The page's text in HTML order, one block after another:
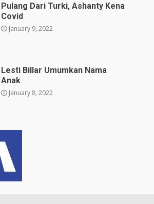
Pulang Dari Turki, Ashanty Kena
Covid
January 9, 2022
Lesti Billar Umumkan Nama
Anak
January 8, 2022